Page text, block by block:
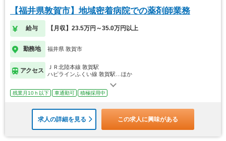
【福井県敦賀市】地域密着病院での薬剤師業務
給与 【月収】23.5万円～35.0万円以上
勤務地 福井県 敦賀市
アクセス
ＪＲ北陸本線 敦賀駅
ハピラインふくい線 敦賀駅…ほか
残業月10ｈ以下 車通勤可 積極採用中
求人の詳細を見る この求人に興味がある